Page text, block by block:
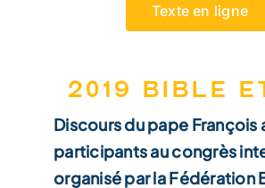
Texte en ligne
2019 Bible
Discours du pape François
participants au congrès
organisé par la Fédération